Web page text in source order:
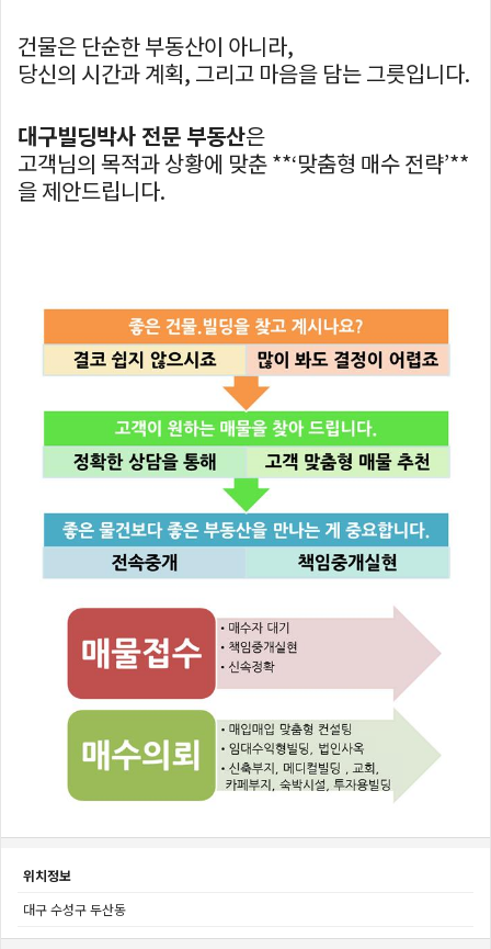
건물은 단순한 부동산이 아니라,
당신의 시간과 계획, 그리고 마음을 담는 그릇입니다.
대구빌딩박사 전문 부동산은
고객님의 목적과 상황에 맞춘 **‘맞춤형 매수 전략’**
을 제안드립니다.
위치정보
대구 수성구 두산동